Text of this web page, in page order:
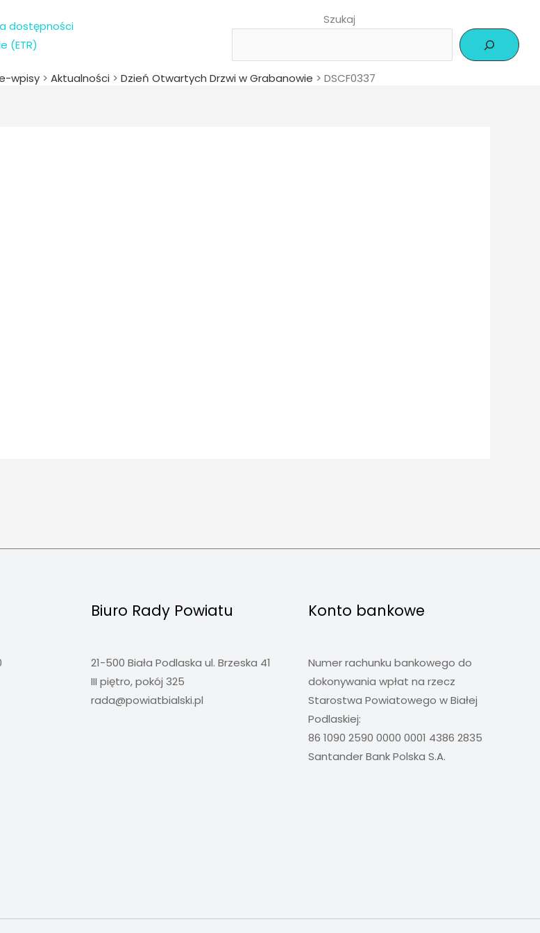
dostępności
(ETR)
Szukaj
wpisy > Aktualności > Dzień Otwartych Drzwi w Grabanowie > DSCF0337
Biuro Rady Powiatu
21-500 Biała Podlaska ul. Brzeska 41
III piętro, pokój 325
rada@powiatbialski.pl
Konto bankowe
Numer rachunku bankowego do
dokonywania wpłat na rzecz
Starostwa Powiatowego w Białej
Podlaskiej:
86 1090 2590 0000 0001 4386 2835
Santander Bank Polska S.A.